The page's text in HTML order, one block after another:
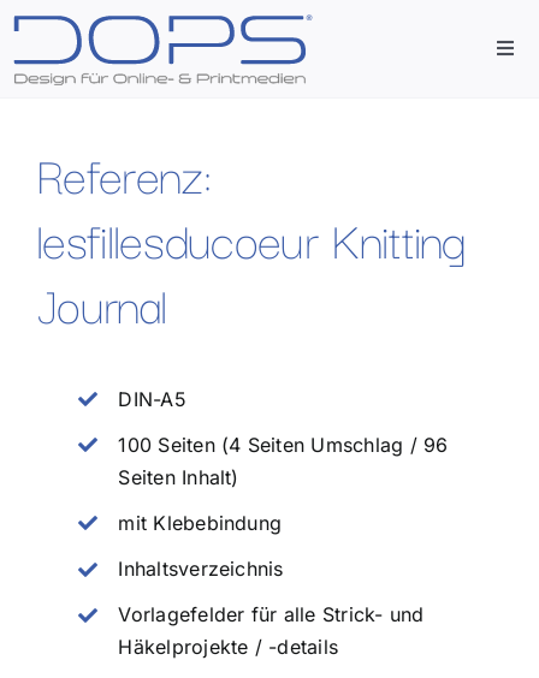
Zum
springen
Leistungen
Kontakt
Referenz:
lesfillesducoeur Knitting
Journal
DIN-A5
100 Seiten (4 Seiten Umschlag / 96
Seiten Inhalt)
mit Klebebindung
Inhaltsverzeichnis
Vorlagefelder für alle Strick- und
Häkelprojekte / -details